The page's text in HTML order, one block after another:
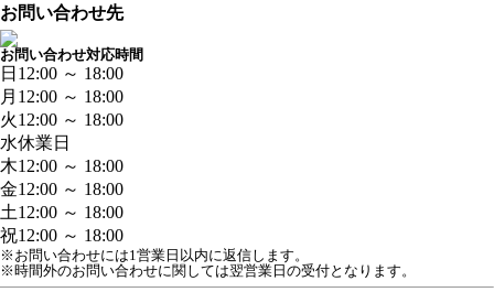
お問い合わせ先
お問い合わせ対応時間
日 12:00 ～ 18:00
月 12:00 ～ 18:00
火12:00 ～ 18:00
水休業日
木12:00 ～ 18:00
金12:00 ～ 18:00
土12:00 ～ 18:00
祝12:00 ～ 18:00
※お問い合わせには1営業日以内に返信します。
※時間外のお問い合わせに関しては翌営業日の受付となります。